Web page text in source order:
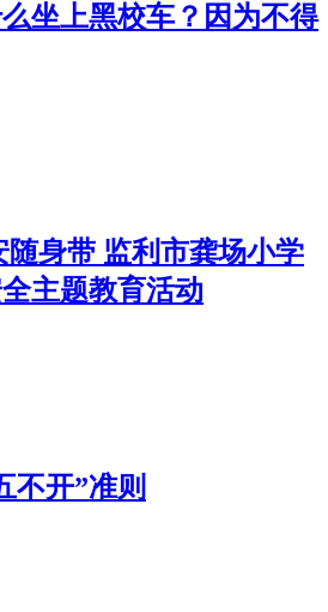
坐上黑校车？因为不得
随身带 监利市龚场小学
主题教育活动
不开”准则